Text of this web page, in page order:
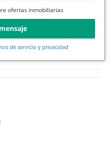
ofertas inmobiliarias
de servicio y privacidad